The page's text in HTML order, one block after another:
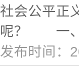
社会公平正
呢？ 一、
发布时间：